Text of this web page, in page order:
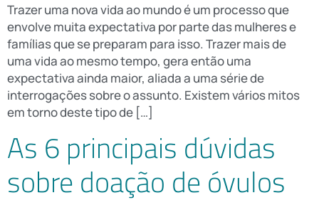
Trazer uma nova vida ao mundo é um processo que
envolve muita expectativa por parte das mulheres e
famílias que se preparam para isso. Trazer mais de
uma vida ao mesmo tempo, gera então uma
expectativa ainda maior, aliada a uma série de
interrogações sobre o assunto. Existem vários mitos
em torno deste tipo de […]
As 6 principais dúvidas
sobre doação de óvulos